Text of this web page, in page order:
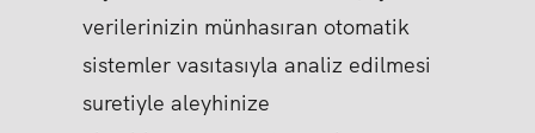
verilerinizin münhasıran otomatik
sistemler vasıtasıyla analiz edilmesi
suretiyle aleyhinize